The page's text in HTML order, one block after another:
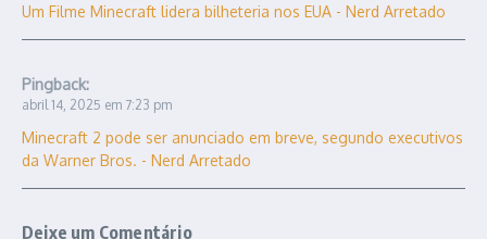
Um Filme Minecraft lidera bilheteria nos EUA - Nerd Arretado
Pingback:
abril 14, 2025 em 7:23 pm
Minecraft 2 pode ser anunciado em breve, segundo executivos
da Warner Bros. - Nerd Arretado
Deixe um Comentário